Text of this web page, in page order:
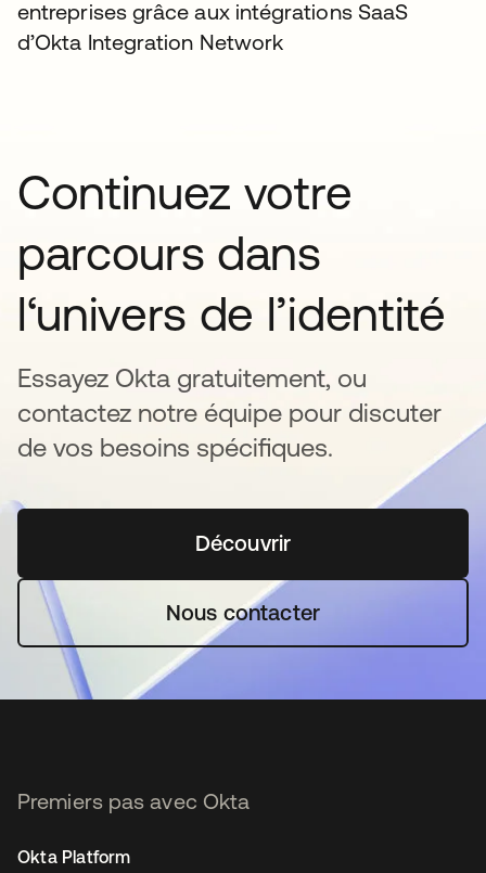
entreprises grâce aux intégrations SaaS
d’Okta Integration Network
Continuez votre
parcours dans
l‘univers de l’identité
Essayez Okta gratuitement, ou
contactez notre équipe pour discuter
de vos besoins spécifiques.
Découvrirs’ouvre dans un nouvel
Nous contacter
Premiers pas avec Okta
Okta Platform